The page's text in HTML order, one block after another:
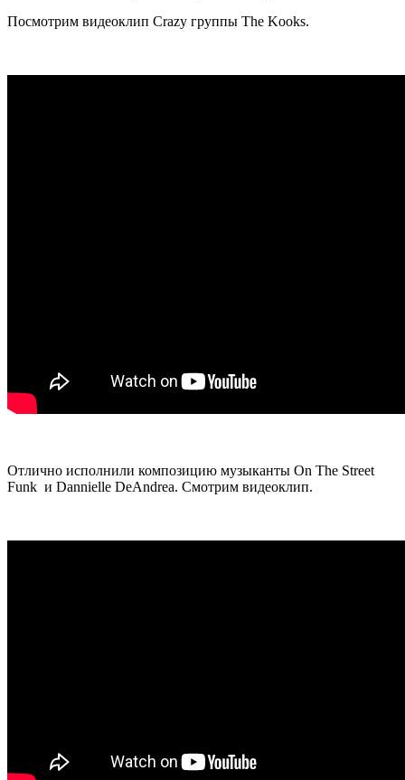
Посмотрим видеоклип Crazy группы The Kooks.
Отлично исполнили композицию музыканты On The Street
Funk и Dannielle DeAndrea. Смотрим видеоклип.